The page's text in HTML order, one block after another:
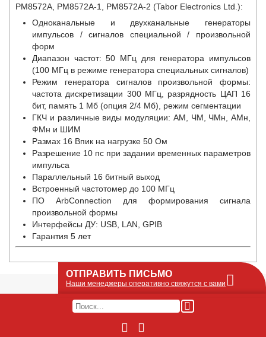
PM8572A, PM8572A-1, PM8572A-2 (Tabor Electronics Ltd.):
Одноканальные и двухканальные генераторы
импульсов / сигналов специальной / произвольной
форм
Диапазон частот: 50 МГц для генератора импульсов
(100 МГц в режиме генератора специальных сигналов)
Режим генератора сигналов произвольной формы:
частота дискретизации 300 МГц, разрядность ЦАП 16
бит, память 1 Мб (опция 2/4 Мб), режим сегментации
ГКЧ и различные виды модуляции: АМ, ЧМ, ЧМн, АМн,
ФМн и ШИМ
Размах 16 Впик на нагрузке 50 Ом
Разрешение 10 пс при задании временных параметров
импульса
Параллельный 16 битный выход
Встроенный частотомер до 100 МГц
ПО ArbConnection для формирования сигнала
произвольной формы
Интерфейсы ДУ: USB, LAN, GPIB
Гарантия 5 лет
ОТПРАВИТЬ ПИСЬМО
Наши менеджеры оперативно свяжутся с вами
Оставьте Ваше сообщение или запрос по
его получим по e-mail и оперативно ответим!